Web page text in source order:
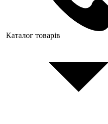
Каталог товарів